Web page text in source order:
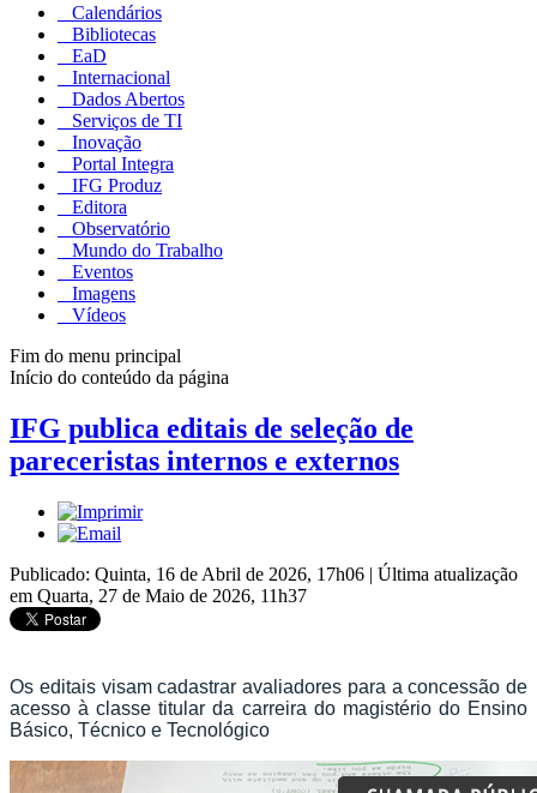
Calendários
Bibliotecas
EaD
Internacional
Dados Abertos
Serviços de TI
Inovação
Portal Integra
IFG Produz
Editora
Observatório
Mundo do Trabalho
Eventos
Imagens
Vídeos
Fim do menu principal
Início do conteúdo da página
IFG publica editais de seleção de
pareceristas internos e externos
Publicado: Quinta, 16 de Abril de 2026, 17h06 | Última atualização
em Quarta, 27 de Maio de 2026, 11h37
Os editais visam cadastrar avaliadores para a concessão de
acesso à classe titular da carreira do magistério do Ensino
Básico, Técnico e Tecnológico